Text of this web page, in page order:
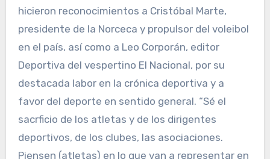
hicieron reconocimientos a Cristóbal Marte,
presidente de la Norceca y propulsor del voleibol
en el país, así como a Leo Corporán, editor
Deportiva del vespertino El Nacional, por su
destacada labor en la crónica deportiva y a
favor del deporte en sentido general. “Sé el
sacrficio de los atletas y de los dirigentes
deportivos, de los clubes, las asociaciones.
Piensen (atletas) en lo que van a representar en